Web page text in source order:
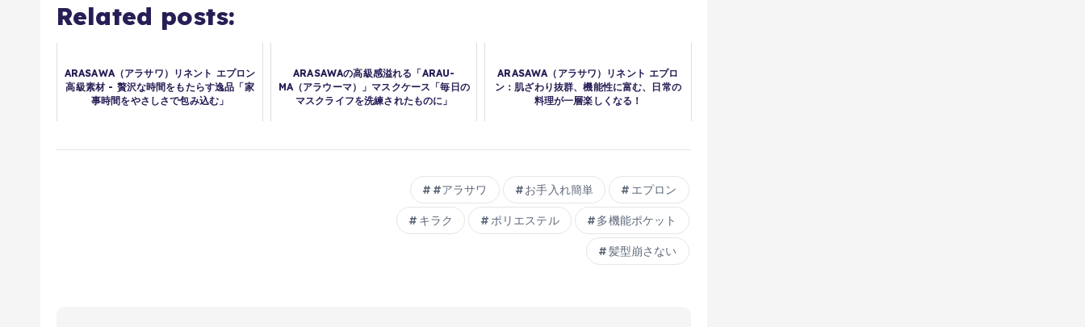
Related posts:
ARASAWA（アラサワ）リネント エプロン
高級素材 - 贅沢な時間をもたらす逸品「家
事時間をやさしさで包み込む」
ARASAWAの高級感溢れる「ARAU-
MA（アラウーマ）」マスクケース「毎日の
マスクライフを洗練されたものに」
ARASAWA（アラサワ）リネント エプロ
ン：肌ざわり抜群、機能性に富む、日常の
料理が一層楽しくなる！
#アラサワ お手入れ簡単 エプロン
キラク ポリエステル 多機能ポケット
髪型崩さない